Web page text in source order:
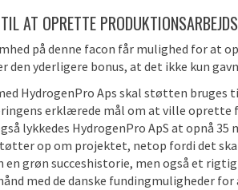
AT OPRETTE
på denne facon får mulighed for at
den yderligere bonus, at det ikke kun
HydrogenPro Aps skal støtten bruges
erklærede mål om at ville oprette
lykkedes HydrogenPro ApS at opnå
op om projektet, netop fordi det
en grøn succeshistorie, men også et
med de danske fundingmuligheder